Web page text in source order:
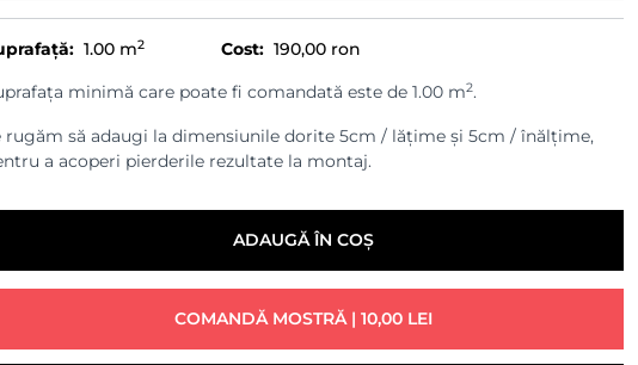
1.00 m2 Cost: 190,00 ron
minimă care poate fi comandată este de 1.00 m2.
rugăm să adaugi la dimensiunile dorite 5cm / lățime și 5cm / înălțime,
a acoperi pierderile rezultate la montaj.
ADAUGĂ ÎN COȘ
COMANDĂ MOSTRĂ | 10,00 LEI